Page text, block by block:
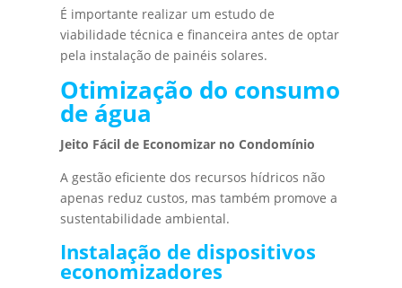
É importante realizar um estudo de
viabilidade técnica e financeira antes de optar
pela instalação de painéis solares.
Otimização do consumo
de água
Jeito Fácil de Economizar no Condomínio
A gestão eficiente dos recursos hídricos não
apenas reduz custos, mas também promove a
sustentabilidade ambiental.
Instalação de dispositivos
economizadores